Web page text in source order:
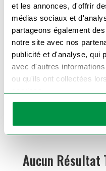
et les annonces, d'offrir
médias sociaux et
partageons également
notre site avec nos
publicité et d'analyse, qui
avec d'autres
ou qu'ils ont collectées
services.
( Sans intérêt
Notre
► Remorques
vos bagages et petits
Aucun Résultat